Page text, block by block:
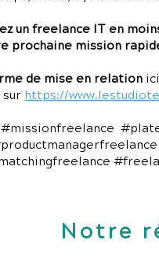
un freelance IT en
prochaine mission
de mise en relation
https://
Notre